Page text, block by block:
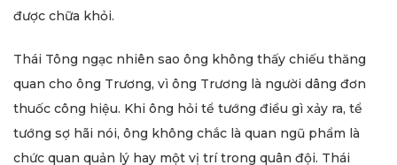
được chữa khỏi.
Thái Tông ngạc nhiên sao ông không thấy chiếu thăng
quan cho ông Trương, vì ông Trương là người dâng đơn
thuốc công hiệu. Khi ông hỏi tể tướng điều gì xảy ra, tể
tướng sợ hãi nói, ông không chắc là quan ngũ phẩm là
chức quan quản lý hay một vị trí trong quân đội. Thái